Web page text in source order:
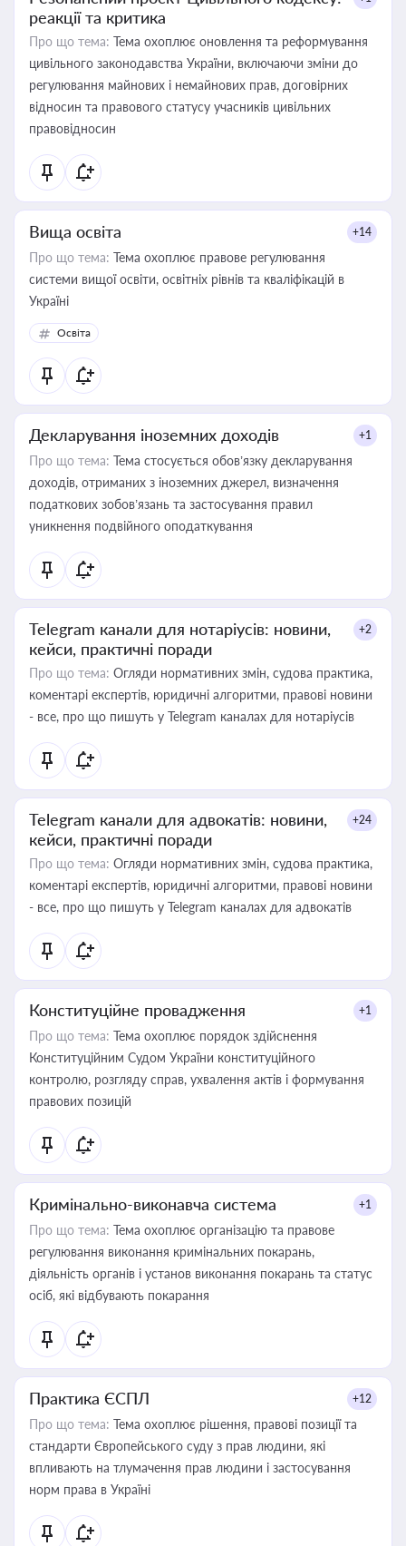
реакції та критика
Про що тема: Тема охоплює оновлення та реформування
цивільного законодавства України, включаючи зміни до
регулювання майнових і немайнових прав, договірних
відносин та правового статусу учасників цивільних
правовідносин
Вища освіта +14
Про що тема: Тема охоплює правове регулювання
системи вищої освіти, освітніх рівнів та кваліфікацій в
Україні
Освіта
Декларування іноземних доходів +1
Про що тема: Тема стосується обов’язку декларування
доходів, отриманих з іноземних джерел, визначення
податкових зобов’язань та застосування правил
уникнення подвійного оподаткування
Telegram канали для нотаріусів: новини,
кейси, практичні поради
+2
Про що тема: Огляди нормативних змін, судова практика,
коментарі експертів, юридичні алгоритми, правові новини
- все, про що пишуть у Telegram каналах для нотаріусів
Telegram канали для адвокатів: новини,
кейси, практичні поради
+24
Про що тема: Огляди нормативних змін, судова практика,
коментарі експертів, юридичні алгоритми, правові новини
- все, про що пишуть у Telegram каналах для адвокатів
Конституційне провадження +1
Про що тема: Тема охоплює порядок здійснення
Конституційним Судом України конституційного
контролю, розгляду справ, ухвалення актів і формування
правових позицій
Кримінально-виконавча система +1
Про що тема: Тема охоплює організацію та правове
регулювання виконання кримінальних покарань,
діяльність органів і установ виконання покарань та статус
осіб, які відбувають покарання
Практика ЄСПЛ +12
Про що тема: Тема охоплює рішення, правові позиції та
стандарти Європейського суду з прав людини, які
впливають на тлумачення прав людини і застосування
норм права в Україні